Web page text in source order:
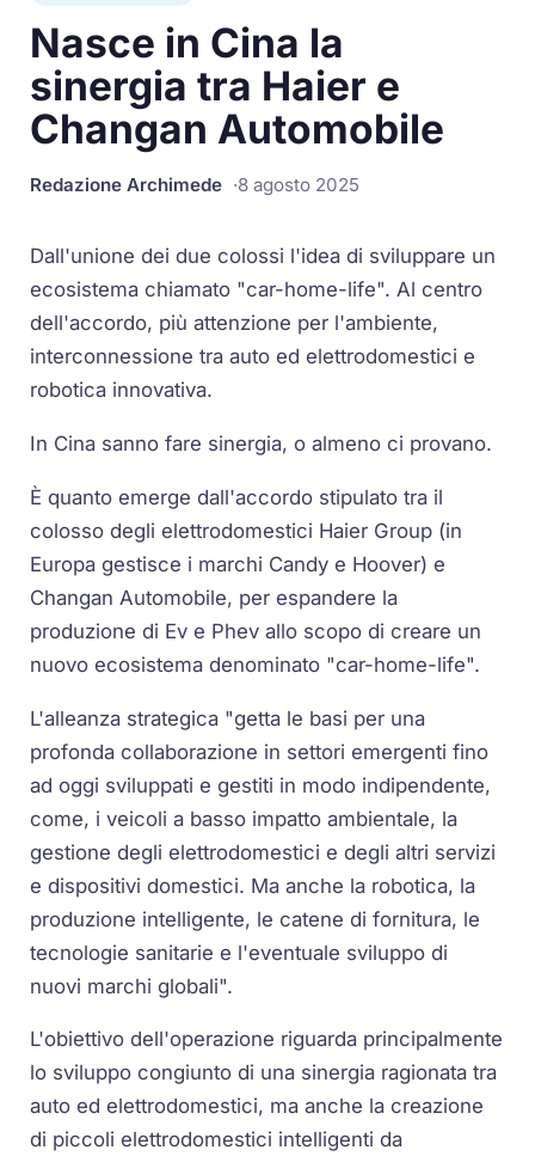
Nasce in Cina la
sinergia tra Haier e
Changan Automobile
Redazione Archimede 8 agosto 2025
Dall'unione dei due colossi l'idea di sviluppare un
ecosistema chiamato "car-home-life". Al centro
dell'accordo, più attenzione per l'ambiente,
interconnessione tra auto ed elettrodomestici e
robotica innovativa.
In Cina sanno fare sinergia, o almeno ci provano.
È quanto emerge dall'accordo stipulato tra il
colosso degli elettrodomestici Haier Group (in
Europa gestisce i marchi Candy e Hoover) e
Changan Automobile, per espandere la
produzione di Ev e Phev allo scopo di creare un
nuovo ecosistema denominato "car-home-life".
L'alleanza strategica "getta le basi per una
profonda collaborazione in settori emergenti fino
ad oggi sviluppati e gestiti in modo indipendente,
come, i veicoli a basso impatto ambientale, la
gestione degli elettrodomestici e degli altri servizi
e dispositivi domestici. Ma anche la robotica, la
produzione intelligente, le catene di fornitura, le
tecnologie sanitarie e l'eventuale sviluppo di
nuovi marchi globali".
L'obiettivo dell'operazione riguarda principalmente
lo sviluppo congiunto di una sinergia ragionata tra
auto ed elettrodomestici, ma anche la creazione
di piccoli elettrodomestici intelligenti da